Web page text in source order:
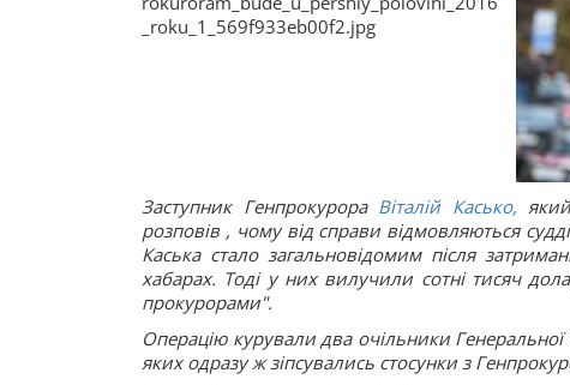
Заступник Генпрокурора Віталій Касько,
розповів , чому від справи відмовляються
Каська стало загальновідомим після
хабарах. Тоді у них вилучили сотні тисяч
прокурорами".
Операцію курували два очільники Генеральної
яких одразу ж зіпсувались стосунки з